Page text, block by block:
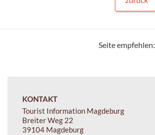
Seite empfehlen:
KONTAKT
Tourist Information Magdeburg
Breiter Weg 22
39104 Magdeburg